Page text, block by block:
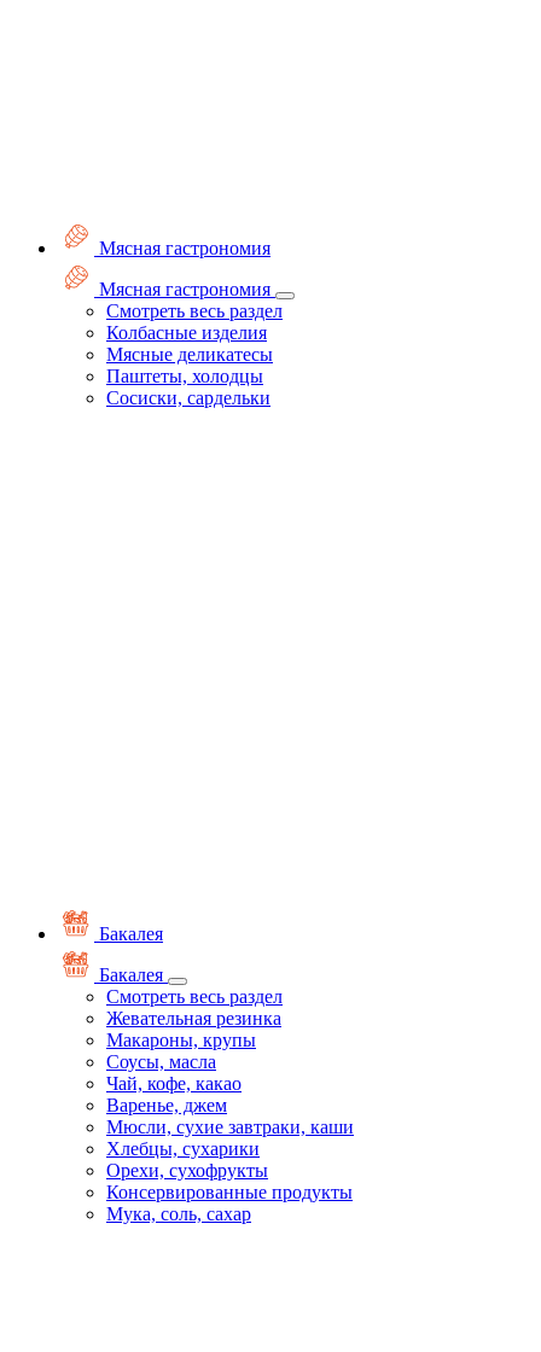
Мясная гастрономия
Мясная гастрономия
Смотреть весь раздел
Колбасные изделия
Мясные деликатесы
Паштеты, холодцы
Сосиски, сардельки
Бакалея
Бакалея
Смотреть весь раздел
Жевательная резинка
Макароны, крупы
Соусы, масла
Чай, кофе, какао
Варенье, джем
Мюсли, сухие завтраки, каши
Хлебцы, сухарики
Орехи, сухофрукты
Консервированные продукты
Мука, соль, сахар